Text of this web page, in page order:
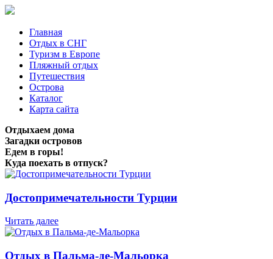
Главная
Отдых в СНГ
Туризм в Европе
Пляжный отдых
Путешествия
Острова
Каталог
Карта сайта
Отдыхаем дома
Загадки островов
Едем в горы!
Куда поехать в отпуск?
Достопримечательности Турции
Читать далее
Отдых в Пальма-де-Мальорка